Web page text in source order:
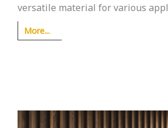
versatile material for various
More...